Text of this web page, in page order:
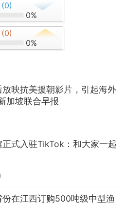
(0)
0%
(0)
0%
映抗美援朝影片，引起海外
加坡联合早报
式入驻TikTok：和大家一起
在江西订购500吨级中型渔